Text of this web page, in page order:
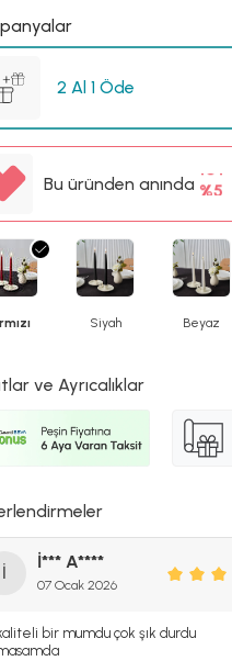
2 Al 1 Öde
Bu üründen anında %5
%5
Siyah Beyaz
ve Ayrıcalıklar
İ
İ*** A****
07 Ocak 2026
bir mumdu çok şık durdu